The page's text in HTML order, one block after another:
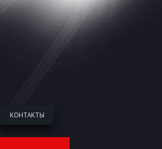
КОНТАКТЫ